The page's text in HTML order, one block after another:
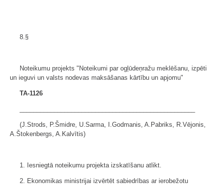
8.§
Noteikumu projekts "Noteikumi par ogļūdeņražu meklēšanu, izpēti
un ieguvi un valsts nodevas maksāšanas kārtību un apjomu"
TA-1126
(J.Strods, P.Šmidre, U.Sarma, I.Godmanis, A.Pabriks, R.Vējonis,
A.Štokenbergs, A.Kalvītis)
1. Iesniegtā noteikumu projekta izskatīšanu atlikt.
2. Ekonomikas ministrijai izvērtēt sabiedrības ar ierobežotu